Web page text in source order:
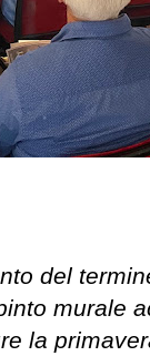
del
murale
la